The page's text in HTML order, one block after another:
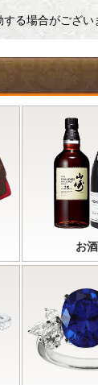
る場合がござい
お酒